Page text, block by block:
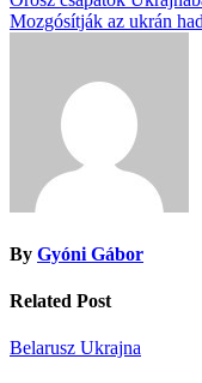
navigáció
Mozgósítják az ukrán
By Gyóni Gábor
Related Post
Belarusz Ukrajna